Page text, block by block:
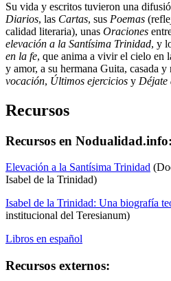
Su vida y escritos tuvieron una
Diarios, las Cartas, sus Poemas
calidad literaria), unas Oraciones
elevación a la Santísima Trinidad, y
en la fe, que anima a vivir el cielo en
y amor, a su hermana Guita, casada y
vocación, Últimos ejercicios y Déjate
Recursos
Recursos en Nodualidad.info:
Elevación a la Santísima Trinidad
Isabel de la Trinidad)
Isabel de la Trinidad: Una biografía
institucional del Teresianum)
Libros en español
Recursos externos: